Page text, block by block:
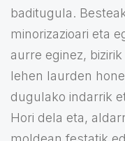
baditugula.
minorizazioari eta
aurre eginez,
lehen laurden
dugulako indarrik
Hori dela eta,